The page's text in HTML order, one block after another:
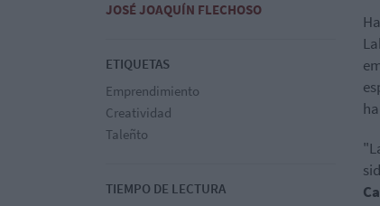
JOSÉ JOAQUÍN FLECHOSO
ETIQUETAS
Emprendimiento
Creatividad
Taleñto
TIEMPO DE LECTURA